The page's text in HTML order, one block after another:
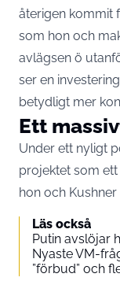
återigen kommit
som hon och
avlägsen ö
ser en
betydligt mer
Ett
Under ett nyligt
projektet som
hon och Kushner
Läs också
Putin avslöjar
Nyaste VM-
”förbud” och